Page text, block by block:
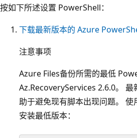
按如下所述设置 PowerShell：
下载最新版本的 Azure
注意事项
Azure Files备份所需的最低
Az.RecoveryServices 2.6.0。
助于避免现有脚本出现问题。
安装最低版本：